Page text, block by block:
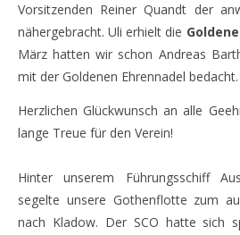
Vorsitzenden Reiner Quandt der
nähergebracht. Uli erhielt die
März hatten wir schon Andreas
mit der Goldenen Ehrennadel bedacht.
Herzlichen Glückwunsch an alle
lange Treue für den Verein!
Hinter unserem Führungsschiff
segelte unsere Gothenflotte zum
nach Kladow. Der SCO hatte sich